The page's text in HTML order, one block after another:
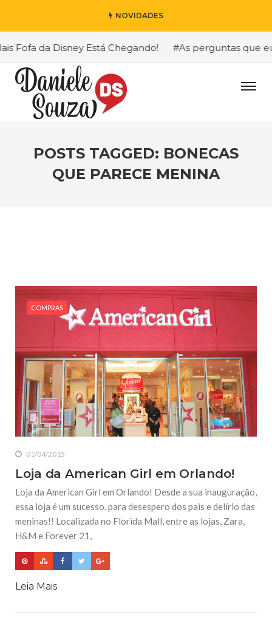
NOVIDADES
da Disney Está Chegando! #As perguntas que eu
POSTS TAGGED: BONECAS
QUE PARECE MENINA
COMPRAS
01/04/2015
Loja da American Girl em Orlando!
Loja da American Girl em Orlando! Desde a sua inauguração,
essa loja é um sucesso, para desespero dos pais e delírio das
meninas!! Localizada no Florida Mall, entre as lojas, Zara,
H&M e Forever 21,
Leia Mais